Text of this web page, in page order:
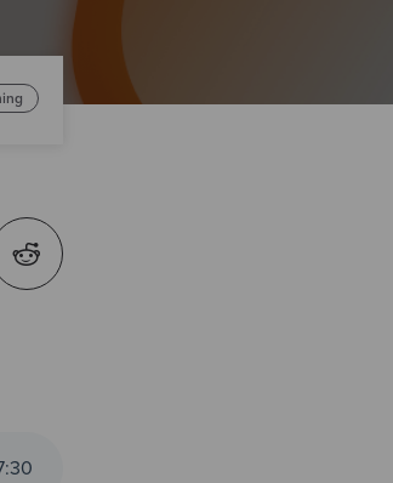
:30